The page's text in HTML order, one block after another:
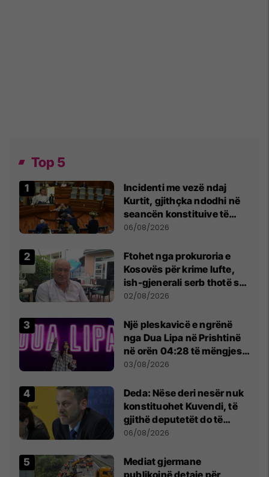
Top 5
Incidenti me vezë ndaj
Kurtit, gjithçka ndodhi në
seancën konstituive të
Kuvendit
06/08/2026
Ftohet nga prokuroria e
Kosovës për krime lufte,
ish-gjenerali serb thotë se
dikush e tradhtoi në
02/08/2026
Një pleskavicë e ngrënë
nga Dua Lipa në Prishtinë
në orën 04:28 të mëngjesit
- dhe bota digjitale serbe
03/08/2026
Deda: Nëse deri nesër nuk
konstituohet Kuvendi, të
gjithë deputetët do të
bëjnë shkelje të rëndë
06/08/2026
Mediat gjermane
publikojnë detaje për